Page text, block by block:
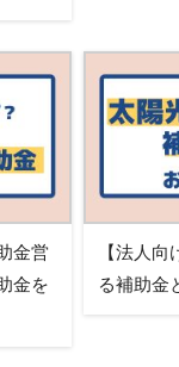
金営
金を
【法人
る補助金